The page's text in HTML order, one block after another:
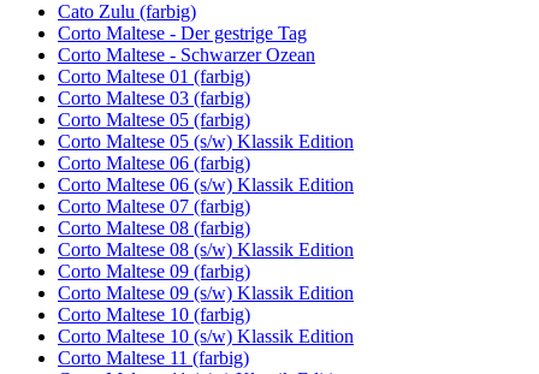
Cato Zulu (farbig)
Corto Maltese - Der gestrige Tag
Corto Maltese - Schwarzer Ozean
Corto Maltese 01 (farbig)
Corto Maltese 03 (farbig)
Corto Maltese 05 (farbig)
Corto Maltese 05 (s/w) Klassik Edition
Corto Maltese 06 (farbig)
Corto Maltese 06 (s/w) Klassik Edition
Corto Maltese 07 (farbig)
Corto Maltese 08 (farbig)
Corto Maltese 08 (s/w) Klassik Edition
Corto Maltese 09 (farbig)
Corto Maltese 09 (s/w) Klassik Edition
Corto Maltese 10 (farbig)
Corto Maltese 10 (s/w) Klassik Edition
Corto Maltese 11 (farbig)